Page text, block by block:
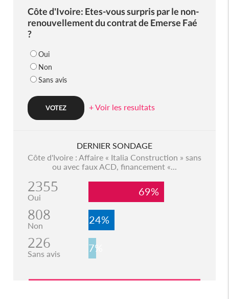
Côte d'Ivoire: Etes-vous surpris par le non-
renouvellement du contrat de Emerse Faé
?
Oui
Non
Sans avis
+ Voir les resultats
DERNIER SONDAGE
Côte d'Ivoire : Affaire « Italia Construction » sans
ou avec faux ACD, financement «...
2355
Oui 69%
808
Non 24%
226
Sans avis 7%